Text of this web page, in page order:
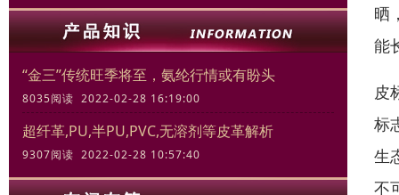
“金三”传统旺季将至，氨纶行情或有盼头
8035阅读 2022-02-28 16:19:00
超纤革,PU,半PU,PVC,无溶剂等皮革解析
9307阅读 2022-02-28 10:57:40
晒
能
皮
标
生
不